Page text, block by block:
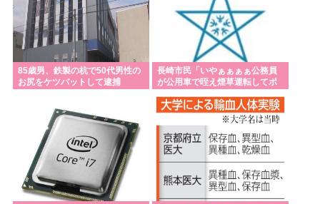
85歳男、鉄製の杭で50代男性の
お尻をケツバットして逮捕
長崎市民「いやぁぁぁぁ公務員
が公用車で咥え煙草運転してポ
出す